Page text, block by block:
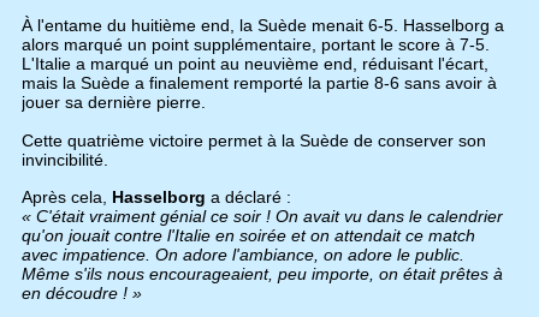
À l'entame du huitième end, la Suède menait 6-5. Hasselborg a
alors marqué un point supplémentaire, portant le score à 7-5.
L'Italie a marqué un point au neuvième end, réduisant l'écart,
mais la Suède a finalement remporté la partie 8-6 sans avoir à
jouer sa dernière pierre.
Cette quatrième victoire permet à la Suède de conserver son
invincibilité.
Après cela, Hasselborg a déclaré :
« C'était vraiment génial ce soir ! On avait vu dans le calendrier
qu'on jouait contre l'Italie en soirée et on attendait ce match
avec impatience. On adore l'ambiance, on adore le public.
Même s'ils nous encourageaient, peu importe, on était prêtes à
en découdre ! »